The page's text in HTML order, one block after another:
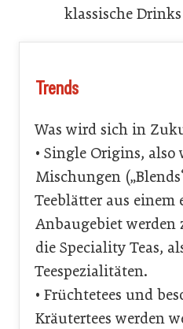
klassische
Trends
Was wird sich in
• Single Origins, also
Mischungen
Teeblätter aus einem
Anbaugebiet werden
die Speciality Teas,
Teespezialitäten.
• Früchtetees und
Kräutertees werden